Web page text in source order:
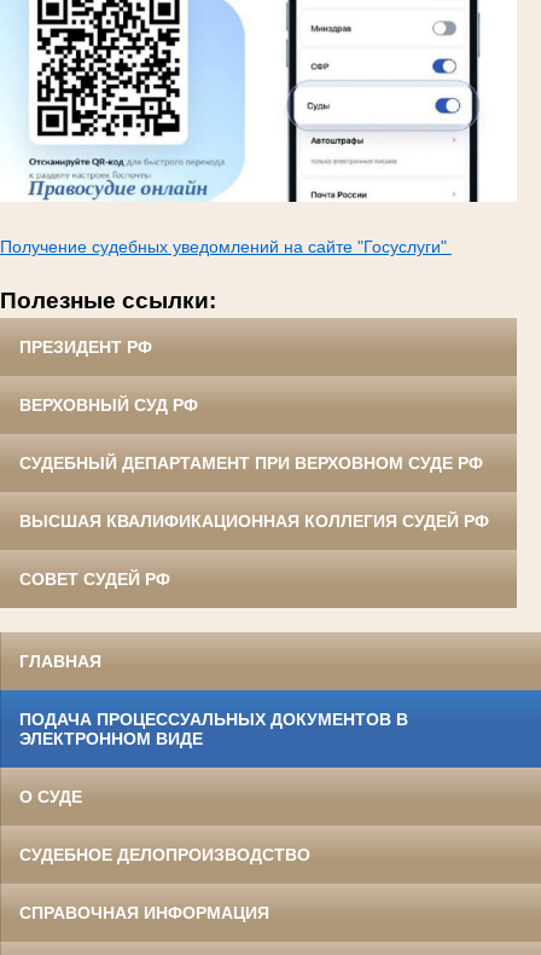
Получение судебных уведомлений на сайте "Госуслуги"
Полезные ссылки:
ПРЕЗИДЕНТ РФ
ВЕРХОВНЫЙ СУД РФ
СУДЕБНЫЙ ДЕПАРТАМЕНТ ПРИ ВЕРХОВНОМ СУДЕ РФ
ВЫСШАЯ КВАЛИФИКАЦИОННАЯ КОЛЛЕГИЯ СУДЕЙ РФ
СОВЕТ СУДЕЙ РФ
ГЛАВНАЯ
ПОДАЧА ПРОЦЕССУАЛЬНЫХ ДОКУМЕНТОВ В
ЭЛЕКТРОННОМ ВИДЕ
О СУДЕ
СУДЕБНОЕ ДЕЛОПРОИЗВОДСТВО
СПРАВОЧНАЯ ИНФОРМАЦИЯ